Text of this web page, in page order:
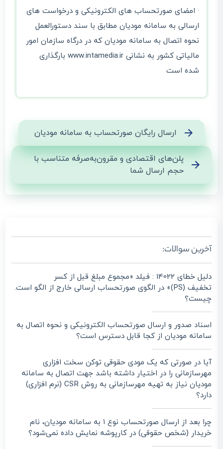
· امضای صورتحساب‌ های الکترونیکی و درخواست ‌های
ارسالی به سامانه مودیان مطابق با سند دستورالعمل
نحوه اتصال به سامانه مودیان که در درگاه سازمان امور
مالیاتی کشور به نشانی www.intamedia.ir بارگذاری
شده است
ارسال رایگان صورتحساب به سامانه مودیان
پلن‌های اقتصادی و مقرون‌به‌صرفه متناسب با
حجم ارسال شما
آخرین سوالات:
دلیل خطای 14022 : فیلد «مجموع مبلغ قبل از کسر
تخفیف (PS)» در الگوی صورتحساب ارسالی خارج از الگو است.
چیست؟
اسناد صدور و ارسال صورتحساب الکترونیکی و نحوه اتصال به
سامانه مودیان از کجا قابل دسترس است؟
آیا در صورتی که یک مودی حقوقی توکن سخت افزاری
مهرسازمانی را در اختیار داشته باشد جهت اتصال به سامانه
مودیان نیاز به تهیه مهرسازمانی به روش CSR (نرم افزاری)
دارد؟
چرا بعد از ارسال صورتحساب نوع ۱ به سامانه مودیان، نام
خریدار (شخص حقوقی) در کارپوشه نمایش داده نمی‌شود؟